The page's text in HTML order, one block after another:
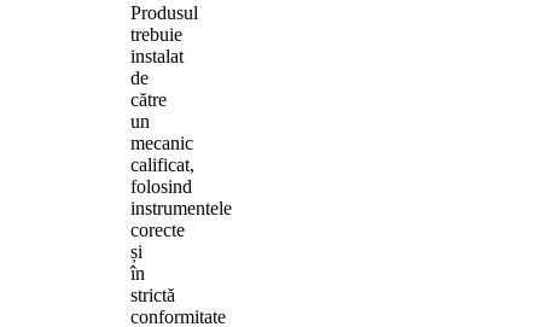
Produsul
trebuie
instalat
de
către
un
mecanic
calificat,
folosind
instrumentele
corecte
și
în
strictă
conformitate